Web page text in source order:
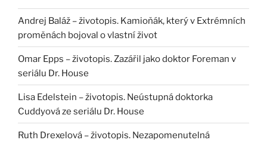
Andrej Baláž – životopis. Kamioňák, který v Extrémních
proměnách bojoval o vlastní život
Omar Epps – životopis. Zazářil jako doktor Foreman v
seriálu Dr. House
Lisa Edelstein – životopis. Neústupná doktorka
Cuddyová ze seriálu Dr. House
Ruth Drexelová – životopis. Nezapomenutelná